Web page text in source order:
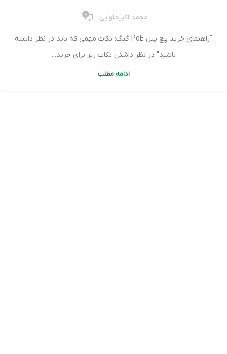
محمد اکبرحلوایی 0
"راهنمای خرید پچ پنل PoE گیگ: نکات مهمی که باید در نظر داشته
باشید" در نظر داشتن نکات زیر برای خرید...
ادامه مطلب